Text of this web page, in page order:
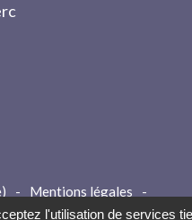
- Mentions légales
-
Contactl'utilisation de services